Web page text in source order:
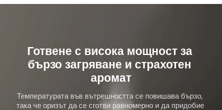
Готвене с висока мощност за
бързо загряване и страхотен
аромат
Температурата във вътрешността се повишава бързо,
така че оризът да се сготви равномерно и да придобие